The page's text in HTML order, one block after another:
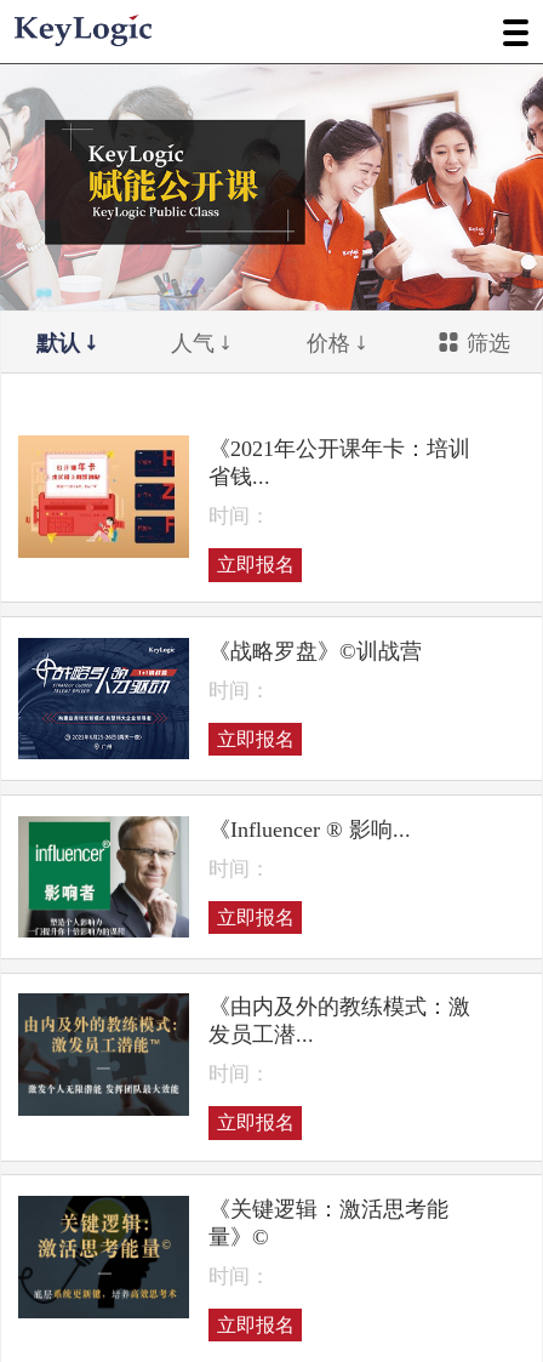
默认 人气 价格 筛选
《2021年公开课年卡：培训
省钱...
时间：
立即报名
《战略罗盘》©训战营
时间：
立即报名
《Influencer ® 影响...
时间：
立即报名
《由内及外的教练模式：激
发员工潜...
时间：
立即报名
《关键逻辑：激活思考能
量》©
时间：
立即报名